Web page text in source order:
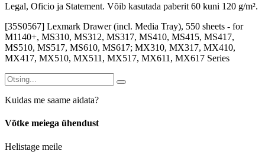
Legal, Oficio ja Statement. Võib kasutada paberit 60 kuni 120 g/m².
[35S0567] Lexmark Drawer (incl. Media Tray), 550 sheets - for
M1140+, MS310, MS312, MS317, MS410, MS415, MS417,
MS510, MS517, MS610, MS617; MX310, MX317, MX410,
MX417, MX510, MX511, MX517, MX611, MX617 Series
Kuidas me saame aidata?
Võtke meiega ühendust
Helistage meile